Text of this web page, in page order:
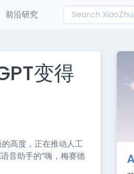
前沿研究
变得
高度，正在推动人工
音助手的“嗨，梅赛德